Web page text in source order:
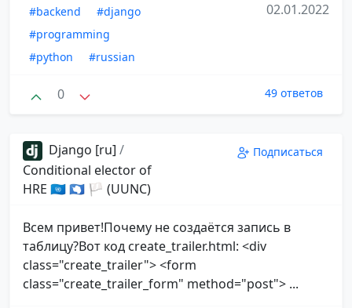
#backend
#django
#programming
#python
#russian
02.01.2022
0 49 ответов
Django [ru] /
Conditional elector of
HRE 🇺🇳 🇦🇶 🏳 (UUNC)
Подписаться
Всем привет!Почему не создаётся запись в
таблицу?Вот код create_trailer.html: <div
class="create_trailer"> <form
class="create_trailer_form" method="post"> ...